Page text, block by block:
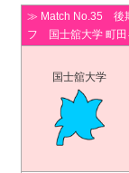
≫ Match No.35 後
フ 国士舘大学 町田
国士舘大学